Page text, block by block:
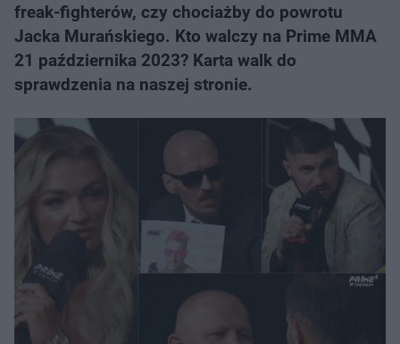
freak-fighterów, czy chociażby do powrotu
Jacka Murańskiego. Kto walczy na Prime MMA
21 października 2023? Karta walk do
sprawdzenia na naszej stronie.